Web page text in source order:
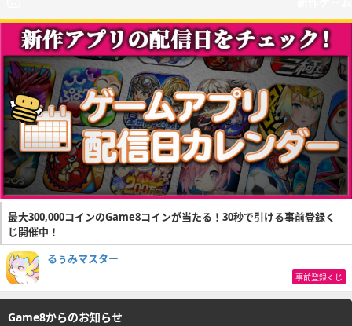
最大300,000コインのGame8コインが当たる！30秒で引ける事前登録く
じ開催中！
るぅみマスター
事前登録くじ
Game8からのお知らせ